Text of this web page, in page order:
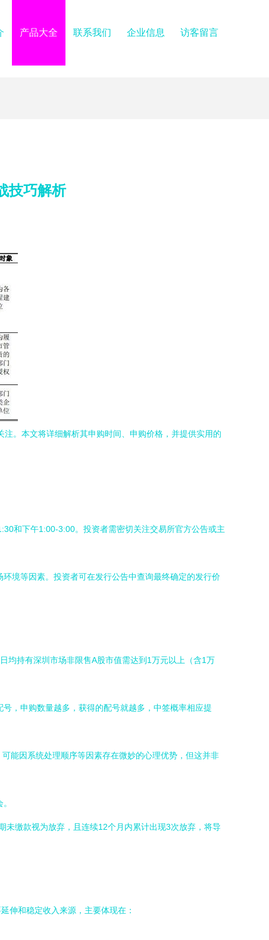
产品大全 联系我们 企业信息 访客留言
技巧解析
。本文将详细解析其申购时间、申购价格，并提供实用的
和下午1:00-3:00。投资者需密切关注交易所官方公告或主
境等因素。投资者可在发行公告中查询最终确定的发行价
均持有深圳市场非限售A股市值需达到1万元以上（含1万
，申购数量越多，获得的配号就越多，中签概率相应提
能因系统处理顺序等因素存在微妙的心理优势，但这并非
缴款视为放弃，且连续12个月内累计出现3次放弃，将导
伸和稳定收入来源，主要体现在：